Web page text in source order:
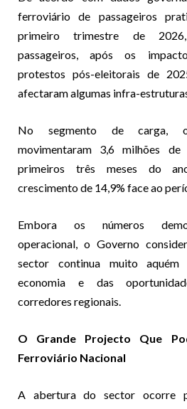
ferroviário de passageiros
primeiro trimestre de
passageiros, após os
protestos pós-eleitorais de
afectaram algumas infra-
No segmento de carga,
movimentaram 3,6 milhões
primeiros três meses do
crescimento de 14,9% face ao
Embora os números
operacional, o Governo
sector continua muito aquém
economia e das
corredores regionais.
O Grande Projecto Que
Ferroviário Nacional
A abertura do sector ocorre